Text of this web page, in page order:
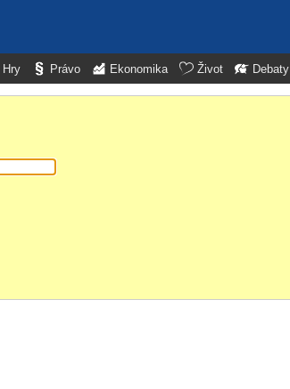
Hry Právo Ekonomika Život Debaty